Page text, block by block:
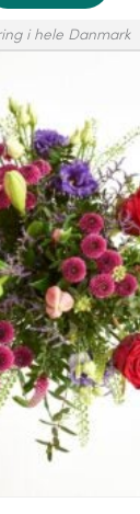
i hele Danmark